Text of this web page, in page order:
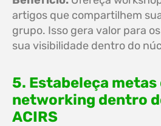
artigos que compartilhem
grupo. Isso gera valor para
sua visibilidade dentro do
5. Estabeleça metas
networking dentro
ACIRS